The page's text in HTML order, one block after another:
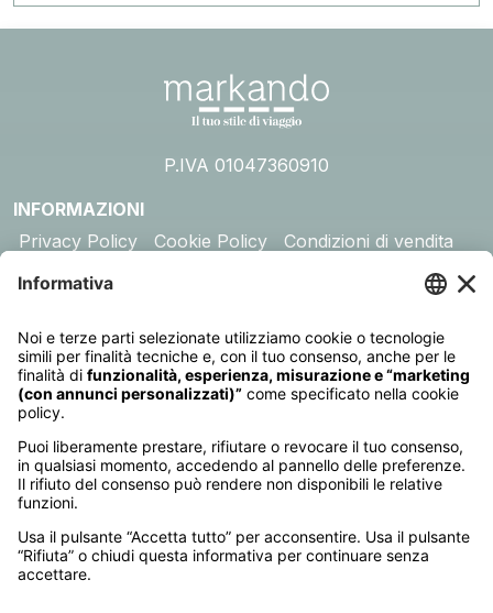
P.IVA 01047360910
INFORMAZIONI
Privacy Policy
Cookie Policy Condizioni di vendita
Assicurazione
DESTINAZIONI
Australia
Cambogia Canada Egitto Emirati Arabi
Madagascar Maldive Malesia e Singapore
Mauritius Messico Namibia Oman
Polinesia Francese